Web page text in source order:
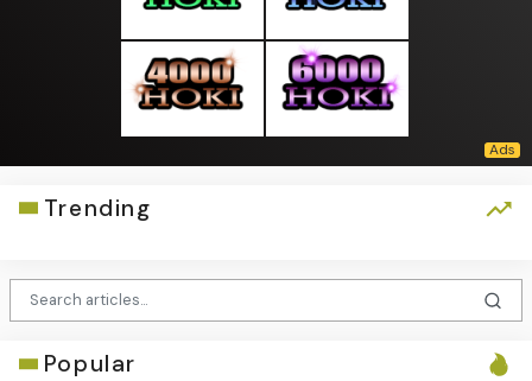
Trending
Popular